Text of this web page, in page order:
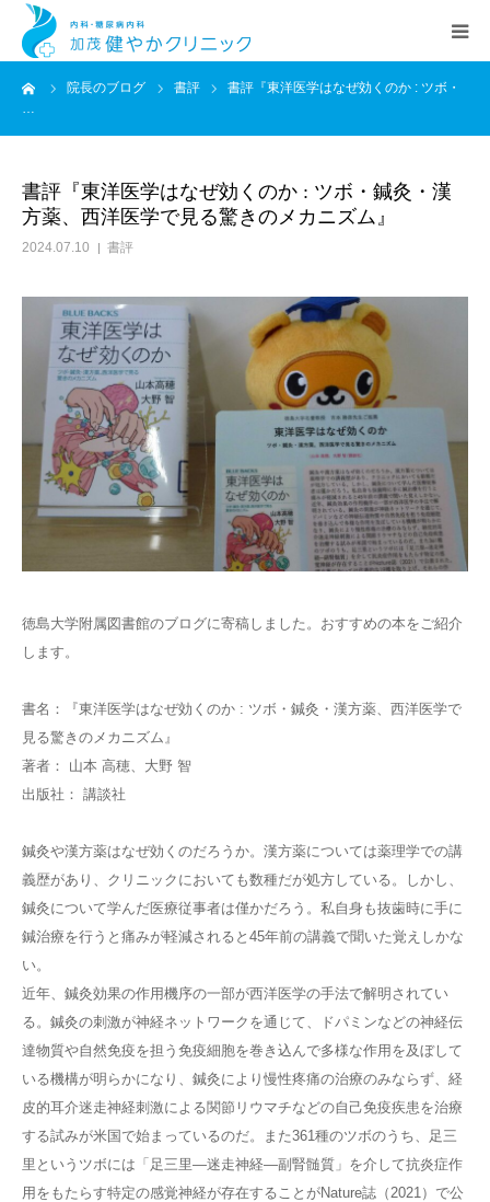
院長のブログ 書評
書評『東洋医学はなぜ効くのか : ツボ・
…
書評『東洋医学はなぜ効くのか : ツボ・鍼灸・漢
方薬、西洋医学で見る驚きのメカニズム』
2024.07.10 書評
徳島大学附属図書館のブログに寄稿しました。おすすめの本をご紹介
します。
書名：『東洋医学はなぜ効くのか : ツボ・鍼灸・漢方薬、西洋医学で
見る驚きのメカニズム』
著者： 山本 高穂、大野 智
出版社： 講談社
鍼灸や漢方薬はなぜ効くのだろうか。漢方薬については薬理学での講
義歴があり、クリニックにおいても数種だが処方している。しかし、
鍼灸について学んだ医療従事者は僅かだろう。私自身も抜歯時に手に
鍼治療を行うと痛みが軽減されると45年前の講義で聞いた覚えしかな
い。
近年、鍼灸効果の作用機序の一部が西洋医学の手法で解明されてい
る。鍼灸の刺激が神経ネットワークを通じて、ドパミンなどの神経伝
達物質や自然免疫を担う免疫細胞を巻き込んで多様な作用を及ぼして
いる機構が明らかになり、鍼灸により慢性疼痛の治療のみならず、経
皮的耳介迷走神経刺激による関節リウマチなどの自己免疫疾患を治療
する試みが米国で始まっているのだ。また361種のツボのうち、足三
里というツボには「足三里―迷走神経―副腎髄質」を介して抗炎症作
用をもたらす特定の感覚神経が存在することがNature誌（2021）で公
HOME
クリニック案内
交通アクセス
新着情報